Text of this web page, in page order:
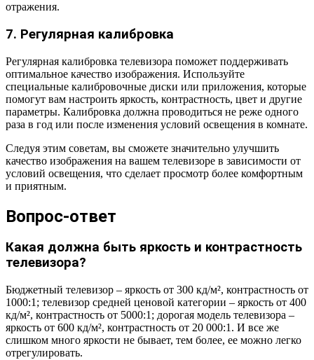
отражения.
7. Регулярная калибровка
Регулярная калибровка телевизора поможет поддерживать
оптимальное качество изображения. Используйте
специальные калибровочные диски или приложения, которые
помогут вам настроить яркость, контрастность, цвет и другие
параметры. Калибровка должна проводиться не реже одного
раза в год или после изменения условий освещения в комнате.
Следуя этим советам, вы сможете значительно улучшить
качество изображения на вашем телевизоре в зависимости от
условий освещения, что сделает просмотр более комфортным
и приятным.
Вопрос-ответ
Какая должна быть яркость и контрастность
телевизора?
Бюджетный телевизор – яркость от 300 кд/м², контрастность от
1000:1; телевизор средней ценовой категории – яркость от 400
кд/м², контрастность от 5000:1; дорогая модель телевизора –
яркость от 600 кд/м², контрастность от 20 000:1. И все же
слишком много яркости не бывает, тем более, ее можно легко
отрегулировать.